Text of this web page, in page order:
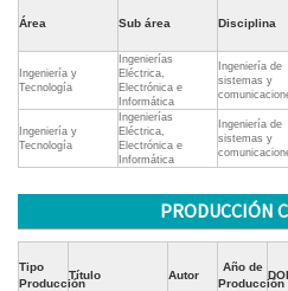
Área Sub área Disciplina
Ingeniería y
Tecnología
Ingenierías
Eléctrica,
Electrónica e
Informática
Ingeniería de
sistemas y
Ingeniería y
Tecnología
Ingenierías
Eléctrica,
Electrónica e
Informática
Ingeniería de
sistemas y
PRODUCCIÓN
Tipo
Producción
Título Autor
Año de
Producción
DOI